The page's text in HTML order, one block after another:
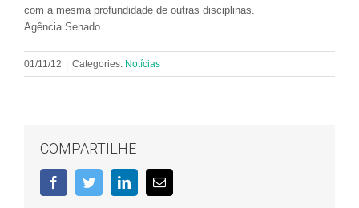
com a mesma profundidade de outras disciplinas.
Agência Senado
01/11/12 Categories: Notícias
COMPARTILHE
FacebookTwitterLinkedIn
E-
mail